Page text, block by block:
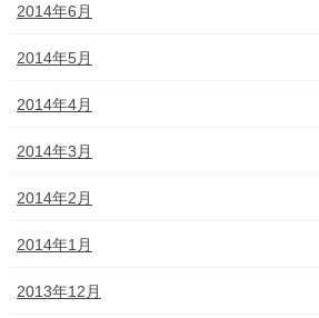
2014年6月
2014年5月
2014年4月
2014年3月
2014年2月
2014年1月
2013年12月